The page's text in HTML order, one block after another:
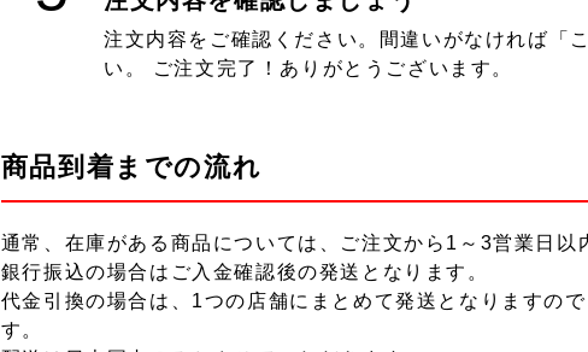
注文内容をご確認ください。間違いがなければ「
い。 ご注文完了！ありがとうございます。
商品到着までの流れ
通常、在庫がある商品については、ご注文から1～3営業日以
銀行振込の場合はご入金確認後の発送となります。
代金引換の場合は、1つの店舗にまとめて発送となりますの
す。